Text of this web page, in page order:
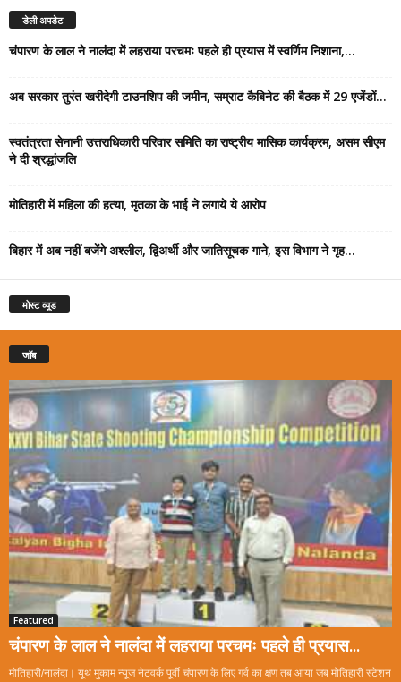
डेली अपडेट
चंपारण के लाल ने नालंदा में लहराया परचमः पहले ही प्रयास में स्वर्णिम निशाना,...
अब सरकार तुरंत खरीदेगी टाउनशिप की जमीन, सम्राट कैबिनेट की बैठक में 29 एजेंडों...
स्वतंत्रता सेनानी उत्तराधिकारी परिवार समिति का राष्ट्रीय मासिक कार्यक्रम, असम सीएम
ने दी श्रद्धांजलि
मोतिहारी में महिला की हत्या, मृतका के भाई ने लगाये ये आरोप
बिहार में अब नहीं बजेंगे अश्लील, द्विअर्थी और जातिसूचक गाने, इस विभाग ने गृह...
मोस्ट व्यूड
जॉब
Featured
चंपारण के लाल ने नालंदा में लहराया परचमः पहले ही प्रयास...
मोतिहारी/नालंदा। यूथ मुकाम न्यूज नेटवर्क पूर्वी चंपारण के लिए गर्व का क्षण तब आया जब मोतिहारी स्टेशन